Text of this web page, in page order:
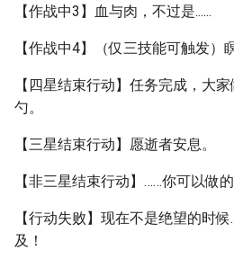
【作战中3】血与肉，不过是......
【作战中4】（仅三技能可触发）
【四星结束行动】任务完成，大
勺。
【三星结束行动】愿逝者安息。
【非三星结束行动】……你可以做
【行动失败】现在不是绝望的时
及！